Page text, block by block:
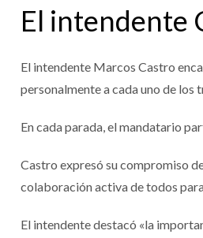
El intendente
El intendente Marcos Castro
personalmente a cada uno de
En cada parada, el mandatario
Castro expresó su compromiso
colaboración activa de todos
El intendente destacó «la